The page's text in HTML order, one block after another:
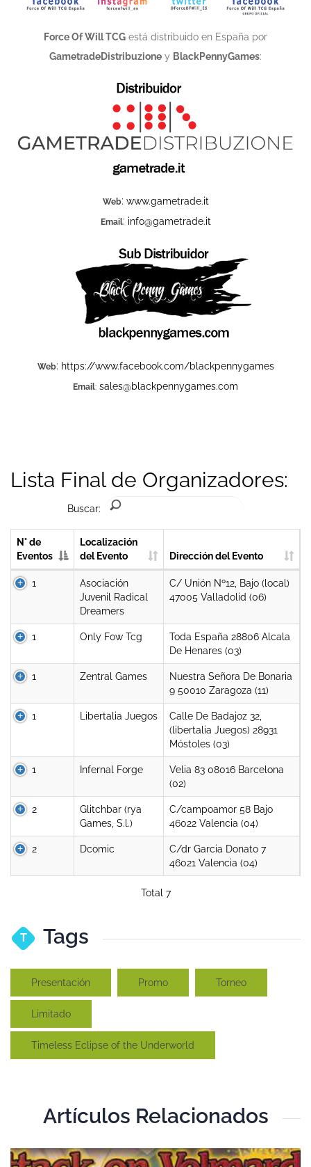
Force Of Will TCG está distribuido en España por
GametradeDistribuzione y BlackPennyGames:
Web: www.gametrade.it
Email: info@gametrade.it
Web: https://www.facebook.com/blackpennygames
Email: sales@blackpennygames.com
Lista Final de Organizadores:
Buscar:
N° de
Eventos
Localización
del Evento
Dirección del Evento
1
Asociación
Juvenil Radical
Dreamers
C/ Unión Nº12, Bajo (local)
47005 Valladolid (06)
1 Only Fow Tcg
Toda España 28806 Alcala
De Henares (03)
1 Zentral Games
Nuestra Señora De Bonaria
9 50010 Zaragoza (11)
1 Libertalia Juegos
Calle De Badajoz 32,
(libertalia Juegos) 28931
Móstoles (03)
1 Infernal Forge
Velia 83 08016 Barcelona
(02)
2
Glitchbar (rya
Games, S.l.)
C/campoamor 58 Bajo
46022 Valencia (04)
2 Dcomic
C/dr Garcia Donato 7
46021 Valencia (04)
Total 7
T Tags
Presentación Promo Torneo
Limitado
Timeless Eclipse of the Underworld
Artículos Relacionados